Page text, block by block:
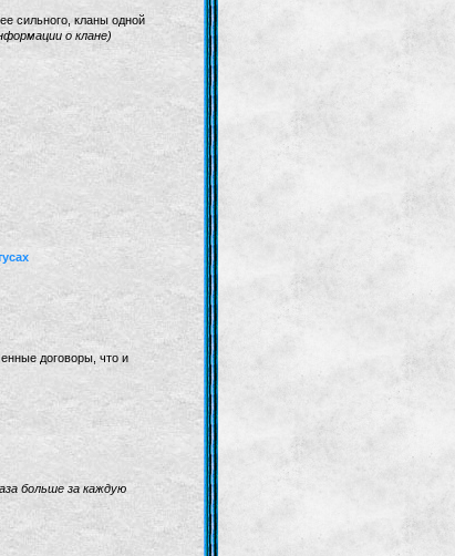
сильного, кланы одной
о клане)
договоры, что и
больше за каждую